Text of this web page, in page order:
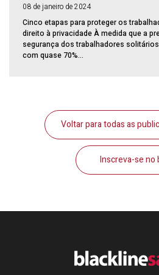
08 de janeiro de 2024
Cinco etapas para proteger os
direito à privacidade À medida que a
segurança dos trabalhadores
com quase 70%...
Voltar para todas as
Inscreva-se no